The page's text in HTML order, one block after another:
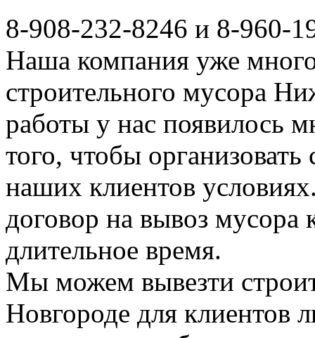
8-908-232-8246 и 8-960-
Наша компания уже много
строительного мусора
работы у нас появилось
того, чтобы
наших клиентов
договор на вывоз мусора
длительное время.
Мы можем вывезти
Новгороде для клиентов